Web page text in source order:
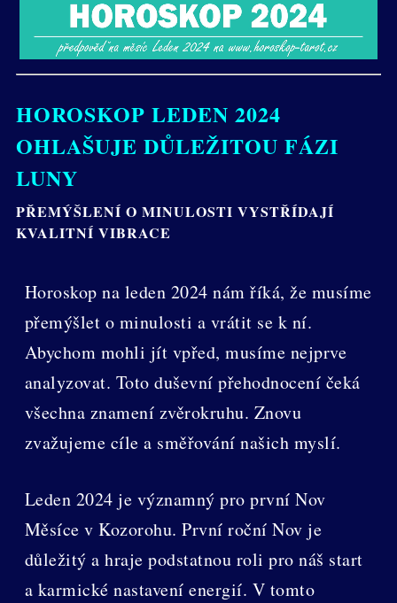
HOROSKOP LEDEN 2024
OHLAŠUJE DŮLEŽITOU FÁZI
LUNY
PŘEMÝŠLENÍ O MINULOSTI VYSTŘÍDAJÍ
KVALITNÍ VIBRACE
Horoskop na leden 2024 nám říká, že musíme
přemýšlet o minulosti a vrátit se k ní.
Abychom mohli jít vpřed, musíme nejprve
analyzovat. Toto duševní přehodnocení čeká
všechna znamení zvěrokruhu. Znovu
zvažujeme cíle a směřování našich myslí.
Leden 2024 je významný pro první Nov
Měsíce v Kozorohu. První roční Nov je
důležitý a hraje podstatnou roli pro náš start
a karmické nastavení energií. V tomto